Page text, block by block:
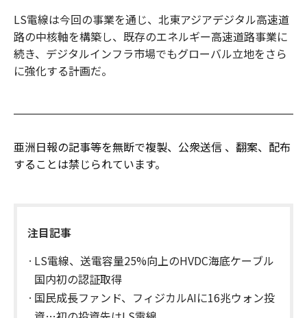
LS電線は今回の事業を通じ、北東アジアデジタル高速道
路の中核軸を構築し、既存のエネルギー高速道路事業に
続き、デジタルインフラ市場でもグローバル立地をさら
に強化する計画だ。
亜洲日報の記事等を無断で複製、公衆送信 、翻案、配布
することは禁じられています。
注目記事
LS電線、送電容量25%向上のHVDC海底ケーブル
国内初の認証取得
国民成長ファンド、フィジカルAIに16兆ウォン投